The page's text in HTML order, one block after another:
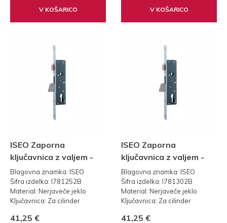
V KOŠARICO V KOŠARICO
ISEO Zaporna
ključavnica z valjem -
25mm
Blagovna znamka: ISEO
Šifra izdelka: I781252B
Material: Nerjaveče jeklo
Ključavnica: Za cilinder
41,25 €
ISEO Zaporna
ključavnica z valjem -
30mm
Blagovna znamka: ISEO
Šifra izdelka: I781302B
Material: Nerjaveče jeklo
Ključavnica: Za cilinder
41,25 €